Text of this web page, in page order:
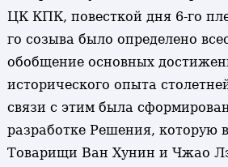
ЦК КПК, повесткой дня 6-го
го созыва было определено
обобщение основных
исторического опыта
связи с этим была
разработке Решения, которую
Товарищи Ван Хунин и Чжао